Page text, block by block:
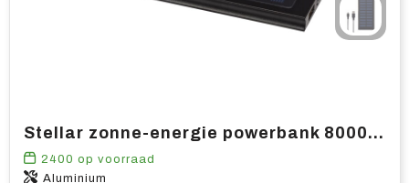
Stellar zonne-energie powerbank 8000 mAh
2400 op voorraad
Aluminium